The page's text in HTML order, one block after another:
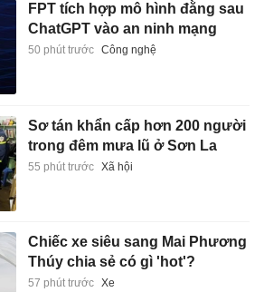
FPT tích hợp mô hình đằng sau
ChatGPT vào an ninh mạng
50 phút trước Công nghệ
Sơ tán khẩn cấp hơn 200 người
trong đêm mưa lũ ở Sơn La
55 phút trước Xã hội
Chiếc xe siêu sang Mai Phương
Thúy chia sẻ có gì 'hot'?
57 phút trước Xe